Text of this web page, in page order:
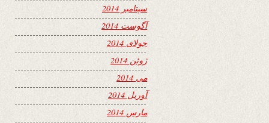
سپتامبر 2014
آگوست 2014
جولای 2014
ژوئن 2014
می 2014
آوریل 2014
مارس 2014